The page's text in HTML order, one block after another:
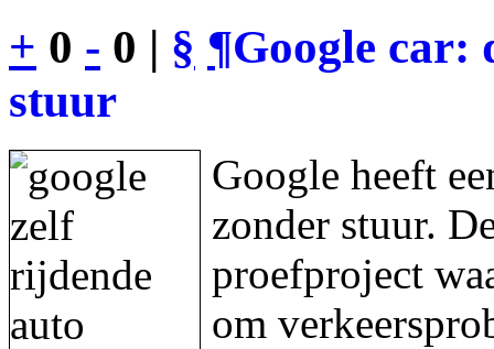
+ 0 - 0 | § ¶Google car:
stuur
Google heeft
zonder stuur.
proefproject
om